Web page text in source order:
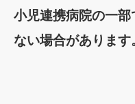
小児連携病院の一
ない場合があります